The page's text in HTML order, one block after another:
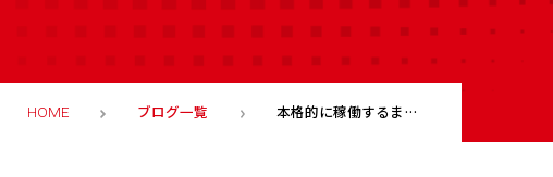
HOME ブログ一覧 本格的に稼働するまえにやっておきたい エアコンクリーニング